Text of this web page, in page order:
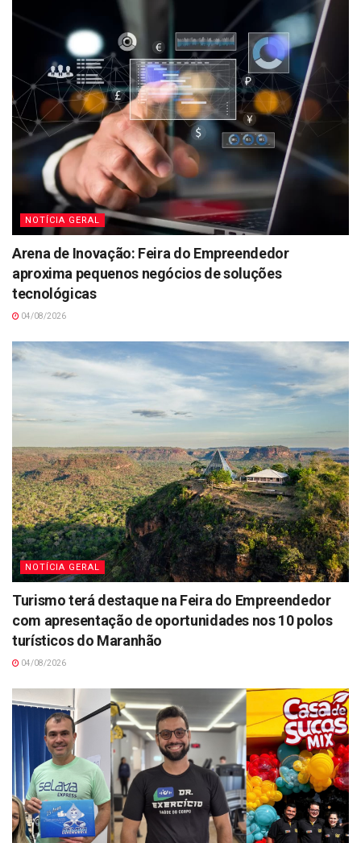
NOTÍCIA GERAL
Arena de Inovação: Feira do Empreendedor
aproxima pequenos negócios de soluções
tecnológicas
04/08/2026
NOTÍCIA GERAL
Turismo terá destaque na Feira do Empreendedor
com apresentação de oportunidades nos 10 polos
turísticos do Maranhão
04/08/2026